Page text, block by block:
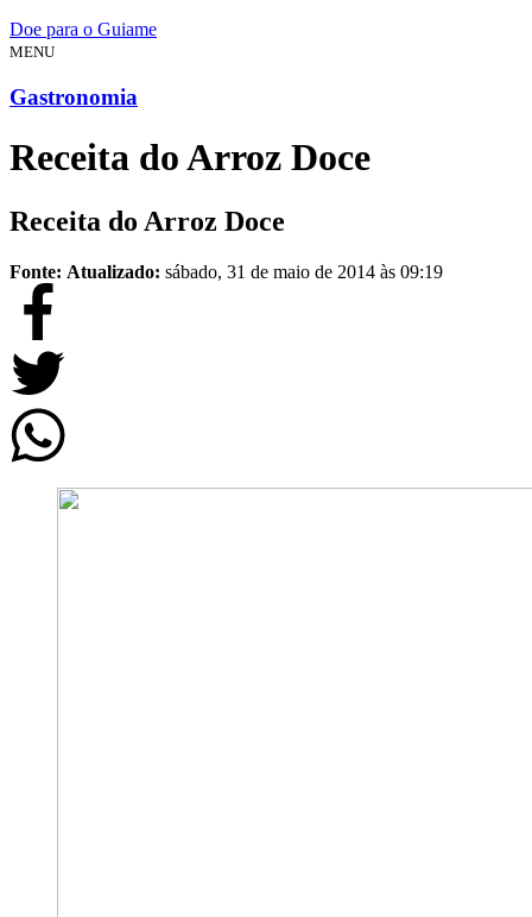
Doe para o Guiame
MENU
Gastronomia
Receita do Arroz Doce
Receita do Arroz Doce
Fonte: Atualizado: sábado, 31 de maio de 2014 às 09:19